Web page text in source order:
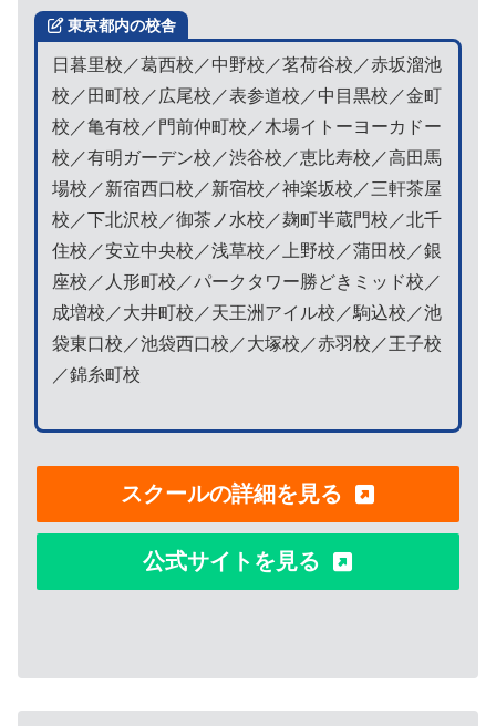
東京都内の校舎
日暮里校／葛西校／中野校／茗荷谷校／赤坂溜池
校／田町校／広尾校／表参道校／中目黒校／金町
校／亀有校／門前仲町校／木場イトーヨーカドー
校／有明ガーデン校／渋谷校／恵比寿校／高田馬
場校／新宿西口校／新宿校／神楽坂校／三軒茶屋
校／下北沢校／御茶ノ水校／麹町半蔵門校／北千
住校／安立中央校／浅草校／上野校／蒲田校／銀
座校／人形町校／パークタワー勝どきミッド校／
成増校／大井町校／天王洲アイル校／駒込校／池
袋東口校／池袋西口校／大塚校／赤羽校／王子校
／錦糸町校
スクールの詳細を見る
公式サイトを見る